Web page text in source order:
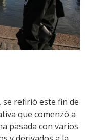
se refirió este fin de
que comenzó a
pasada con varios